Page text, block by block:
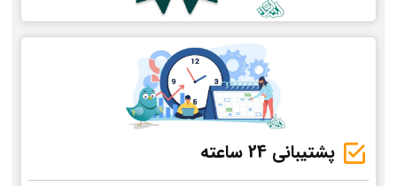
پشتیبانی 24 ساعته